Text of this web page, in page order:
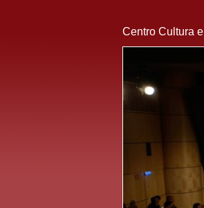
Centro Cultura